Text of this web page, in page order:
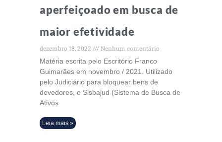
aperfeiçoado em busca de
maior efetividade
dezembro 18, 2022
Nenhum comentário
Matéria escrita pelo Escritório Franco
Guimarães em novembro / 2021. Utilizado
pelo Judiciário para bloquear bens de
devedores, o Sisbajud (Sistema de Busca de
Ativos
Leia mais »